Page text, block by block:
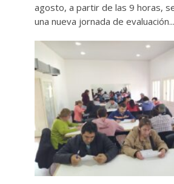
agosto, a partir de las 9 horas,
una nueva jornada de evaluación...